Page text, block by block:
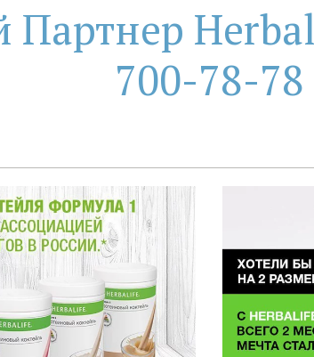
Партнер
700-78-78